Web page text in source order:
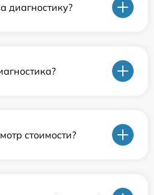
диагностику?
стоимости?